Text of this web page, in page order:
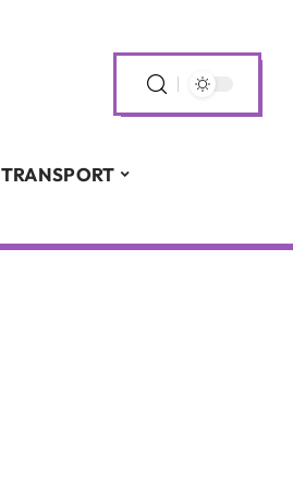
TRANSPORT